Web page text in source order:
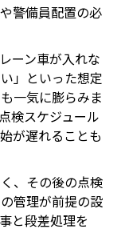
警備員配置の必
ーン車が入れな
」といった想定
一気に膨らみま
検スケジュール
が遅れることも
、その後の点検
管理が前提の設
と段差処理を